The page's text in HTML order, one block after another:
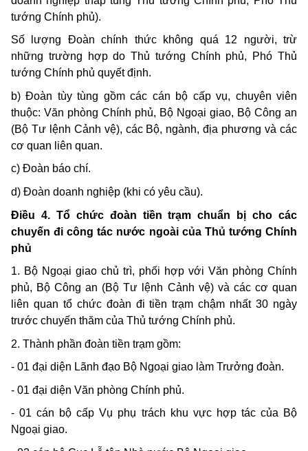
tướng Chính phủ).
Số lượng Đoàn chính thức không quá 12 người, trừ
những trường hợp do Thủ tướng Chính phủ, Phó Thủ
tướng Chính phủ quyết định.
b) Đoàn tùy tùng gồm các cán bộ cấp vụ, chuyên viên
thuộc: Văn phòng Chính phủ, Bộ Ngoại giao, Bộ Công an
(Bộ Tư lệnh Cảnh vệ), các Bộ, ngành, địa phương và các
cơ quan liên quan.
c) Đoàn báo chí.
d) Đoàn doanh nghiệp (khi có yêu cầu).
Điều 4. Tổ chức đoàn tiền trạm chuẩn bị cho các
chuyến đi công tác nước ngoài của Thủ tướng Chính
phủ
1. Bộ Ngoại giao chủ trì, phối hợp với Văn phòng Chính
phủ, Bộ Công an (Bộ Tư lệnh Cảnh vệ) và các cơ quan
liên quan tổ chức đoàn đi tiền trạm chậm nhất 30 ngày
trước chuyến thăm của Thủ tướng Chính phủ.
2. Thành phần đoàn tiền trạm gồm:
- 01 đại diện Lãnh đạo Bộ Ngoại giao làm Trưởng đoàn.
- 01 đại diện Văn phòng Chính phủ.
- 01 cán bộ cấp Vụ phụ trách khu vực hợp tác của Bộ
Ngoại giao.